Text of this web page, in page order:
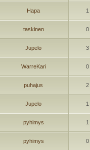
Hapa 1
taskinen 0
Jupelo 3
WarreKari 0
puhajus 2
Jupelo 1
pyhimys 1
pyhimys 0